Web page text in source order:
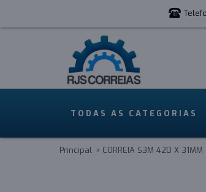
TODAS AS CATEGORIAS
Principal CORREIA S3M 420 X 31MM